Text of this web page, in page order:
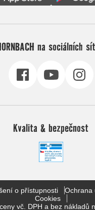
na sociálních
Kvalita & bezpečnost
o přístupnosti
Ochrana
Cookies
vč. DPH a bez nákladů